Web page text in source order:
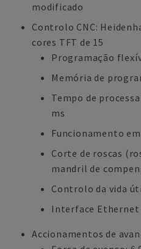
modificado
Controlo CNC:
cores TFT de 15
Programação
Memória de
Tempo de
ms
Funcionamento
Corte de roscas
mandril de
Controlo da vida
Interface Ethernet
Accionamentos de